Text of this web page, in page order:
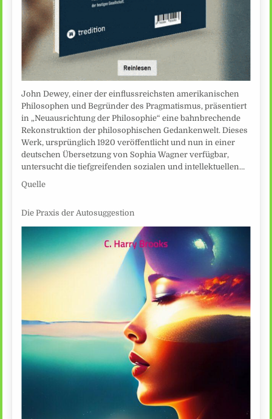
John Dewey, einer der einflussreichsten amerikanischen
Philosophen und Begründer des Pragmatismus, präsentiert
in „Neuausrichtung der Philosophie“ eine bahnbrechende
Rekonstruktion der philosophischen Gedankenwelt. Dieses
Werk, ursprünglich 1920 veröffentlicht und nun in einer
deutschen Übersetzung von Sophia Wagner verfügbar,
untersucht die tiefgreifenden sozialen und intellektuellen…
Quelle
Die Praxis der Autosuggestion